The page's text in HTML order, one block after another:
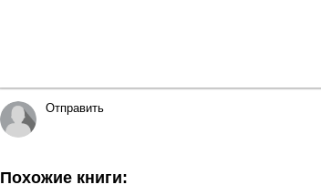
Отправить
Похожие книги: